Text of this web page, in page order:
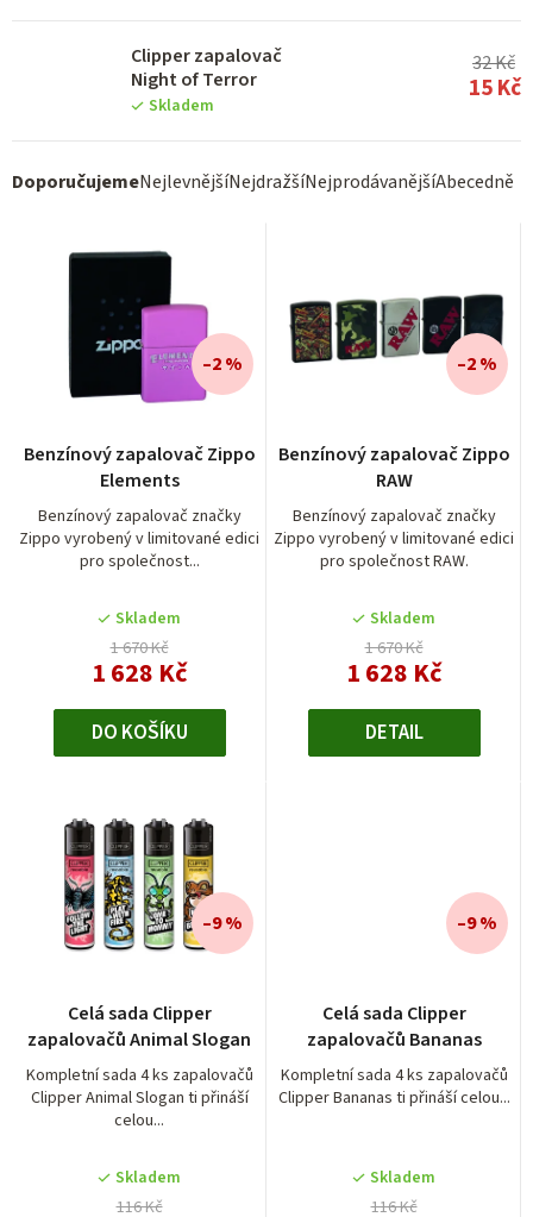
Clipper zapalovač
Night of Terror
Skladem
32 Kč
15 Kč
Ř
u
DoporučujemeNejlevnějšíNejdražšíNejprodávanějšíAbecedně
Benzínový zapalovač Zippo
Elements
Benzínový zapalovač značky
Zippo vyrobený v limitované edici
pro společnost...
Skladem
1 670 Kč
1 628 Kč
–2 %
DO KOŠÍKU
Benzínový zapalovač Zippo
RAW
Benzínový zapalovač značky
Zippo vyrobený v limitované edici
pro společnost RAW.
Skladem
1 670 Kč
1 628 Kč
–2 %
DETAIL
Celá sada Clipper
zapalovačů Animal Slogan
Kompletní sada 4 ks zapalovačů
Clipper Animal Slogan ti přináší
celou...
Skladem
116 Kč
–9 %
Celá sada Clipper
zapalovačů Bananas
Kompletní sada 4 ks zapalovačů
Clipper Bananas ti přináší celou...
Skladem
116 Kč
–9 %